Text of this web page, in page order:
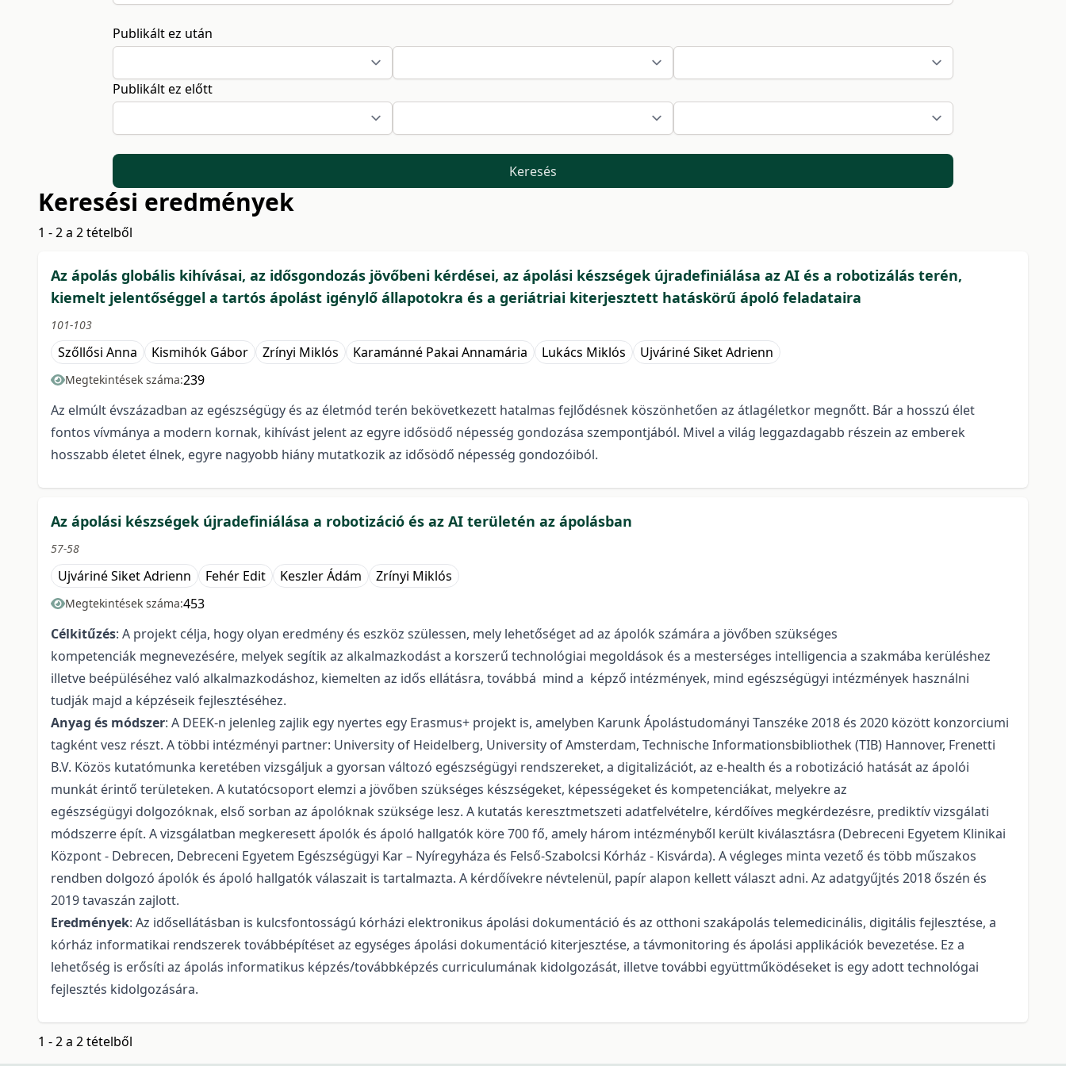
Publikált ez után
Publikált ez előtt
Keresés
Keresési eredmények
1 - 2 a 2 tételből
Az ápolás globális kihívásai, az idősgondozás jövőbeni kérdései, az ápolási készségek újradefiniálása az AI és a robotizálás terén,
kiemelt jelentőséggel a tartós ápolást igénylő állapotokra és a geriátriai kiterjesztett hatáskörű ápoló feladataira
101-103
Szőllősi Anna Kismihók Gábor Zrínyi Miklós Karamánné Pakai Annamária Lukács Miklós Ujváriné Siket Adrienn
Megtekintések száma:239
Az elmúlt évszázadban az egészségügy és az életmód terén bekövetkezett hatalmas fejlődésnek köszönhetően az átlagéletkor megnőtt. Bár a hosszú élet
fontos vívmánya a modern kornak, kihívást jelent az egyre idősödő népesség gondozása szempontjából. Mivel a világ leggazdagabb részein az emberek
hosszabb életet élnek, egyre nagyobb hiány mutatkozik az idősödő népesség gondozóiból.
Az ápolási készségek újradefiniálása a robotizáció és az AI területén az ápolásban
57-58
Ujváriné Siket Adrienn Fehér Edit Keszler Ádám Zrínyi Miklós
Megtekintések száma:453
Célkitűzés: A projekt célja, hogy olyan eredmény és eszköz szülessen, mely lehetőséget ad az ápolók számára a jövőben szükséges
kompetenciák megnevezésére, melyek segítik az alkalmazkodást a korszerű technológiai megoldások és a mesterséges intelligencia a szakmába kerüléshez
illetve beépüléséhez való alkalmazkodáshoz, kiemelten az idős ellátásra, továbbá mind a képző intézmények, mind egészségügyi intézmények használni
tudják majd a képzéseik fejlesztéséhez.
Anyag és módszer: A DEEK-n jelenleg zajlik egy nyertes egy Erasmus+ projekt is, amelyben Karunk Ápolástudományi Tanszéke 2018 és 2020 között konzorciumi
tagként vesz részt. A többi intézményi partner: University of Heidelberg, University of Amsterdam, Technische Informationsbibliothek (TIB) Hannover, Frenetti
B.V. Közös kutatómunka keretében vizsgáljuk a gyorsan változó egészségügyi rendszereket, a digitalizációt, az e-health és a robotizáció hatását az ápolói
munkát érintő területeken. A kutatócsoport elemzi a jövőben szükséges készségeket, képességeket és kompetenciákat, melyekre az
egészségügyi dolgozóknak, első sorban az ápolóknak szüksége lesz. A kutatás keresztmetszeti adatfelvételre, kérdőíves megkérdezésre, prediktív vizsgálati
módszerre épít. A vizsgálatban megkeresett ápolók és ápoló hallgatók köre 700 fő, amely három intézményből került kiválasztásra (Debreceni Egyetem Klinikai
Központ - Debrecen, Debreceni Egyetem Egészségügyi Kar – Nyíregyháza és Felső-Szabolcsi Kórház - Kisvárda). A végleges minta vezető és több műszakos
rendben dolgozó ápolók és ápoló hallgatók válaszait is tartalmazta. A kérdőívekre névtelenül, papír alapon kellett választ adni. Az adatgyűjtés 2018 őszén és
2019 tavaszán zajlott.
Eredmények: Az idősellátásban is kulcsfontosságú kórházi elektronikus ápolási dokumentáció és az otthoni szakápolás telemedicinális, digitális fejlesztése, a
kórház informatikai rendszerek továbbépítéset az egységes ápolási dokumentáció kiterjesztése, a távmonitoring és ápolási applikációk bevezetése. Ez a
lehetőség is erősíti az ápolás informatikus képzés/továbbképzés curriculumának kidolgozását, illetve további együttműködéseket is egy adott technológai
fejlesztés kidolgozására.
1 - 2 a 2 tételből